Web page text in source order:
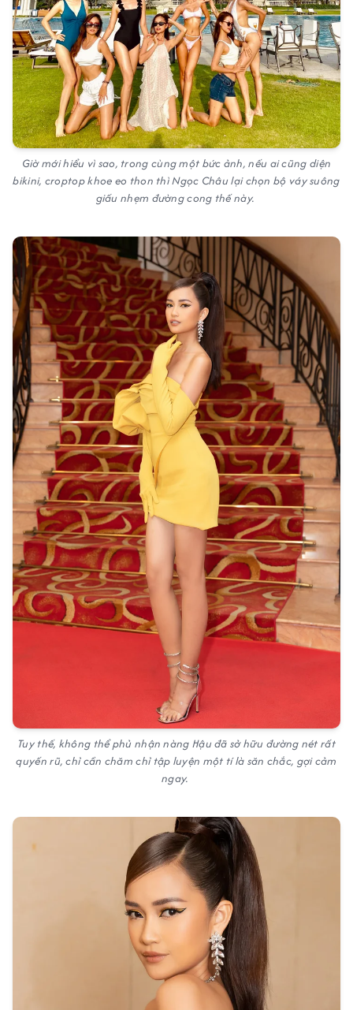
Giờ mới hiểu vì sao, trong cùng một bức ảnh, nếu ai cũng diện
bikini, croptop khoe eo thon thì Ngọc Châu lại chọn bộ váy suông
giấu nhẹm đường cong thế này.
Tuy thế, không thể phủ nhận nàng Hậu đã sở hữu đường nét rất
quyến rũ, chỉ cần chăm chỉ tập luyện một tí là săn chắc, gợi cảm
ngay.